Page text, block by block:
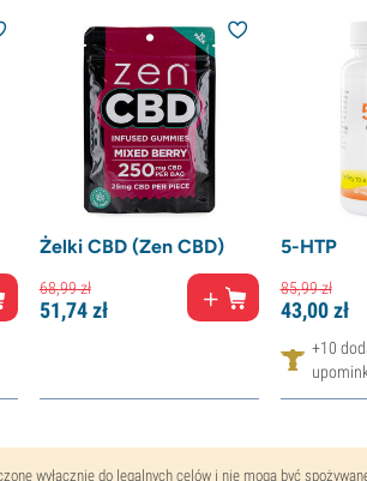
Żelki CBD (Zen CBD)
68,99zł
51,74zł
5-HTP
85,99zł
43,00zł
+10
wyłącznie do legalnych celów i nie mogą być